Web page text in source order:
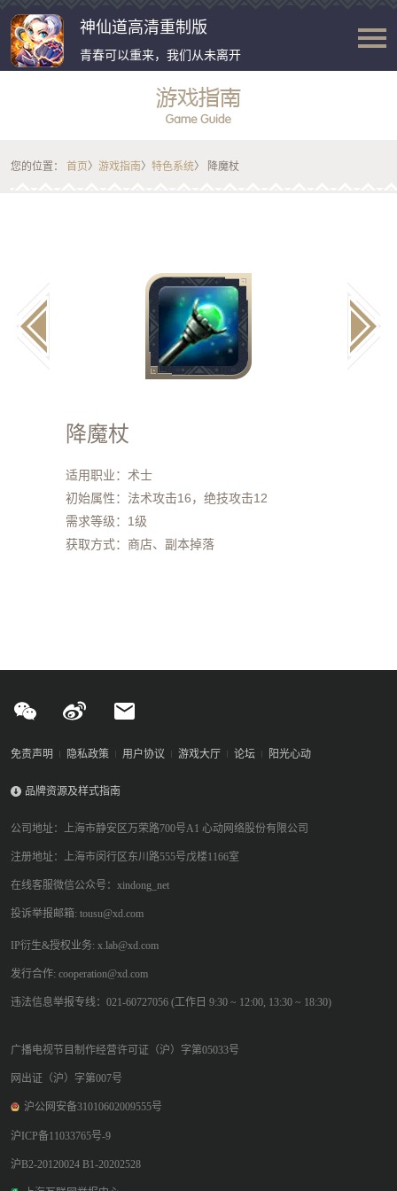
神仙道高清重制版
青春可以重来，我们从未离开
您的位置： 首页〉 游戏指南〉 特色系统〉 降魔杖
降魔杖
适用职业：术士
初始属性：法术攻击16，绝技攻击12
需求等级：1级
获取方式：商店、副本掉落
b c
免责声明 隐私政策 用户协议 游戏大厅 论坛 阳光心动
品牌资源及样式指南
公司地址：上海市静安区万荣路700号A1 心动网络股份有限公司
注册地址：上海市闵行区东川路555号戊楼1166室
在线客服微信公众号：xindong_net
投诉举报邮箱: tousu@xd.com
IP衍生&授权业务: x.lab@xd.com
发行合作: cooperation@xd.com
违法信息举报专线：021-60727056 (工作日 9:30 ~ 12:00, 13:30 ~ 18:30)
广播电视节目制作经营许可证（沪）字第05033号
网出证（沪）字第007号
沪公网安备31010602009555号
沪ICP备11033765号-9
沪B2-20120024 B1-20202528